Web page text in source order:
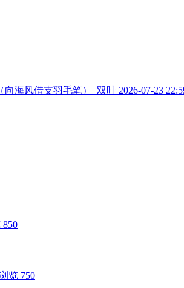
向海风借支羽毛笔）_双叶 2026-07-23
850
览 750